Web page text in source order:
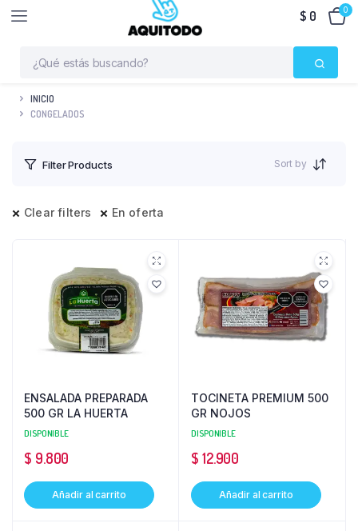
$ 0 0
INICIO
CONGELADOS
Filter Products Sort by
Clear filters En oferta
ENSALADA PREPARADA
500 GR LA HUERTA
DISPONIBLE
$ 9.800
Añadir al carrito
TOCINETA PREMIUM 500
GR NOJOS
DISPONIBLE
$ 12.900
Añadir al carrito